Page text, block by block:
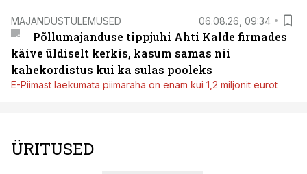
MAJANDUSTULEMUSED 06.08.26, 09:34
Põllumajanduse tippjuhi Ahti Kalde firmades
käive üldiselt kerkis, kasum samas nii
kahekordistus kui ka sulas pooleks
E-Piimast laekumata piimaraha on enam kui 1,2 miljonit eurot
ÜRITUSED